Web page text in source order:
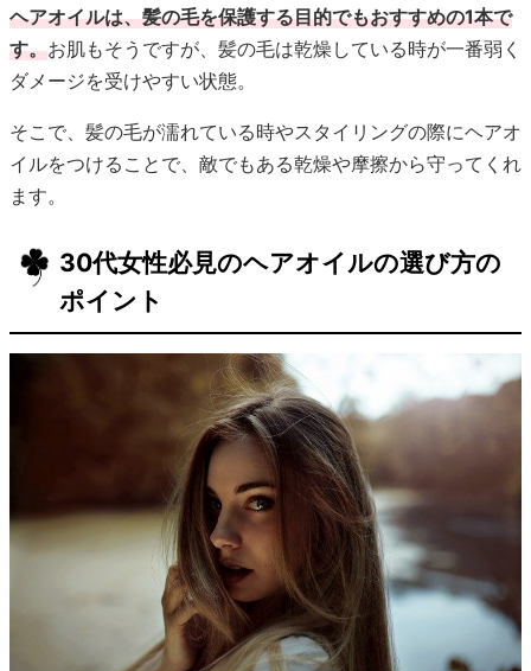
ヘアオイルは、髪の毛を保護する目的でもおすすめの1本で
す。お肌もそうですが、髪の毛は乾燥している時が一番弱く
ダメージを受けやすい状態。
そこで、髪の毛が濡れている時やスタイリングの際にヘアオ
イルをつけることで、敵でもある乾燥や摩擦から守ってくれ
ます。
30代女性必見のヘアオイルの選び方の
ポイント